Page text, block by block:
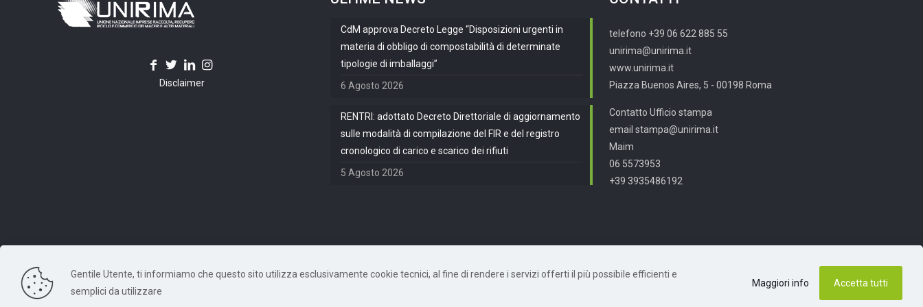
Disclaimer
CdM approva Decreto Legge “Disposizioni urgenti in
materia di obbligo di compostabilità di determinate
tipologie di imballaggi”
6 Agosto 2026
RENTRI: adottato Decreto Direttoriale di aggiornamento
sulle modalità di compilazione del FIR e del registro
cronologico di carico e scarico dei rifiuti
5 Agosto 2026
telefono +39 06 622 885 55
unirima@unirima.it
www.unirima.it
Piazza Buenos Aires, 5 - 00198 Roma
Contatto Ufficio stampa
email stampa@unirima.it
Maim
06 5573953
+39 3935486192
© 2026 Unirima. All Rights Reserved. - Codice Fiscale: 97872490582 | Powered by
Gentile Utente, ti informiamo che questo sito utilizza esclusivamente cookie tecnici, al fine di rendere i servizi offerti il più possibile efficienti e
semplici da utilizzare
Maggiori info Accetta tutti